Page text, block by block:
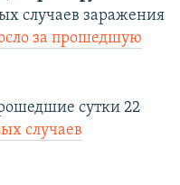
случаев заражения
за прошедшую
сутки 22
случаев